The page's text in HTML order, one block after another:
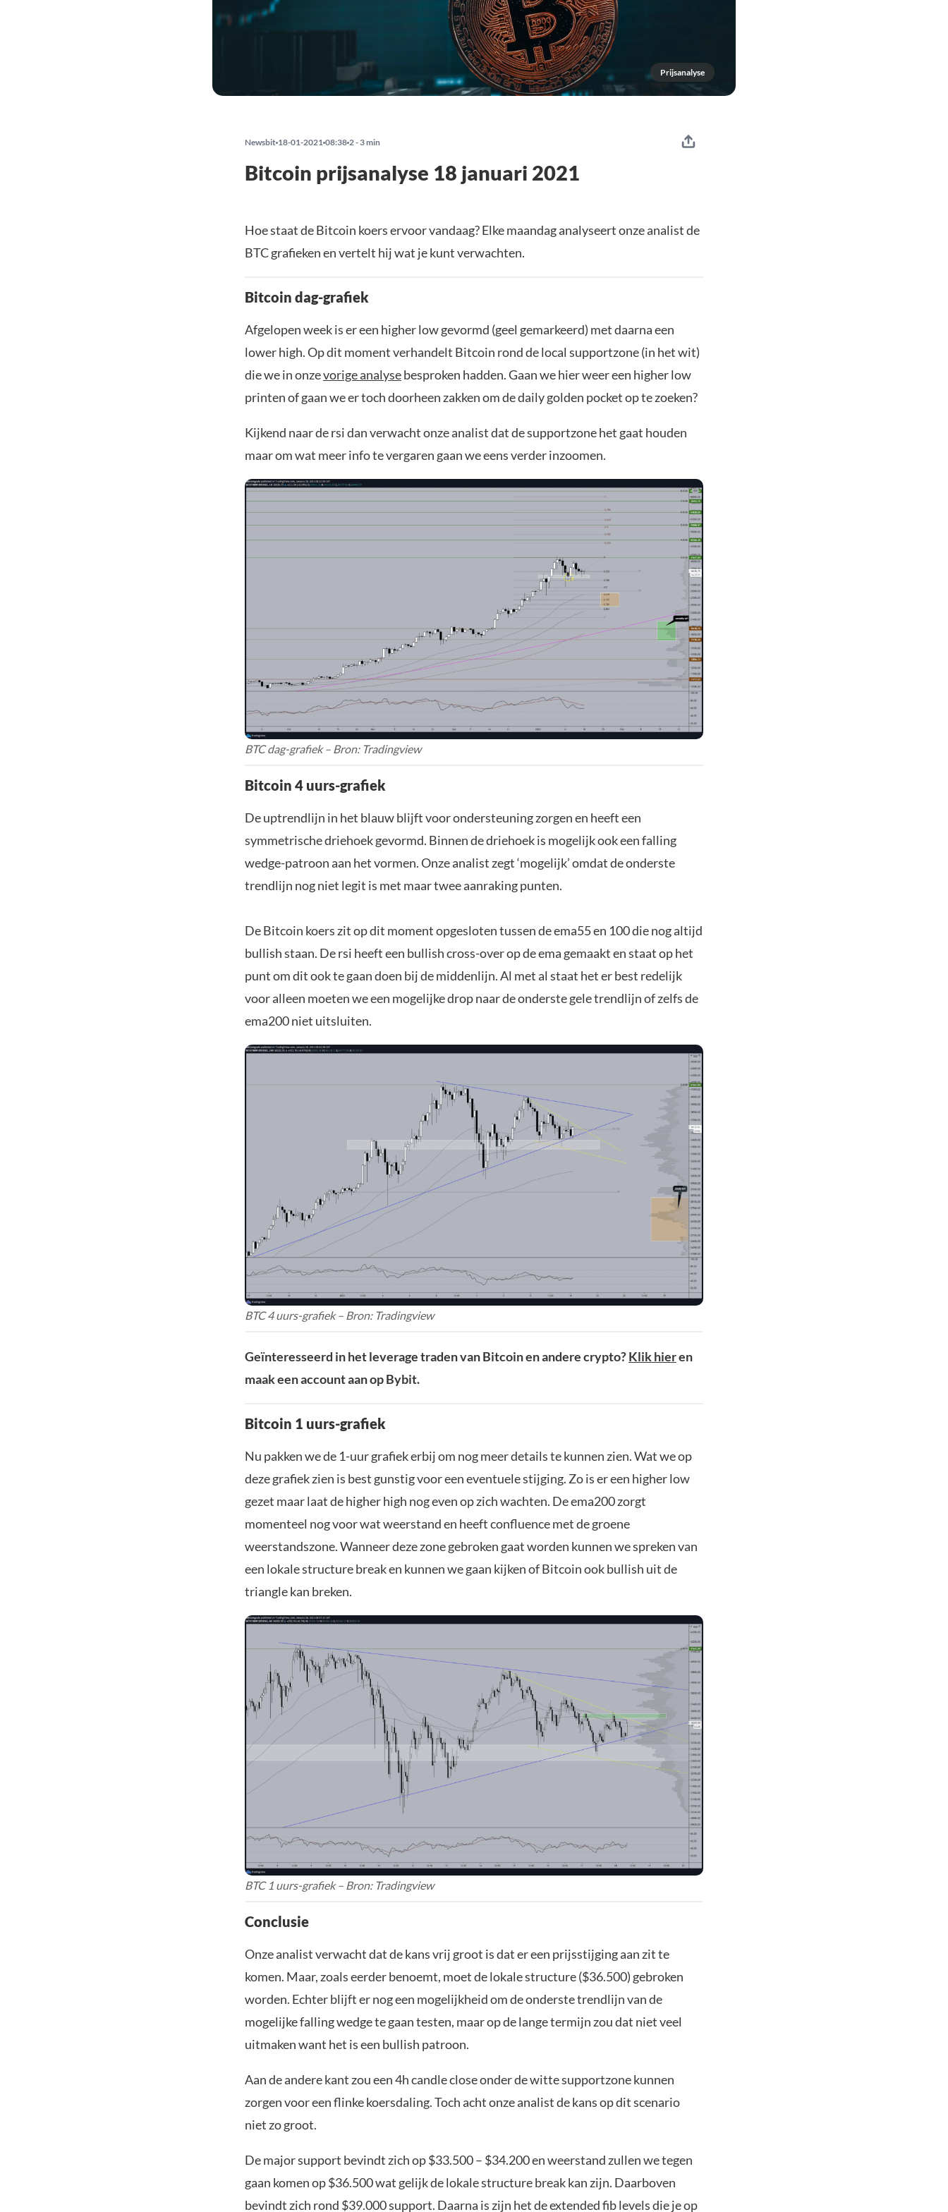
Prijsanalyse
Newsbit 18-01-2021 08:38 2 - 3 min
Bitcoin prijsanalyse 18 januari 2021
Hoe staat de Bitcoin koers ervoor vandaag? Elke maandag analyseert onze analist de
BTC grafieken en vertelt hij wat je kunt verwachten.
Bitcoin dag-grafiek
Afgelopen week is er een higher low gevormd (geel gemarkeerd) met daarna een
lower high. Op dit moment verhandelt Bitcoin rond de local supportzone (in het wit)
die we in onzevorige analysebesproken hadden. Gaan we hier weer een higher low
printen of gaan we er toch doorheen zakken om de daily golden pocket op te zoeken?
Kijkend naar de rsi dan verwacht onze analist dat de supportzone het gaat houden
maar om wat meer info te vergaren gaan we eens verder inzoomen.
BTC dag-grafiek – Bron: Tradingview
Bitcoin 4 uurs-grafiek
De uptrendlijn in het blauw blijft voor ondersteuning zorgen en heeft een
symmetrische driehoek gevormd. Binnen de driehoek is mogelijk ook een falling
wedge-patroon aan het vormen. Onze analist zegt ‘mogelijk’ omdat de onderste
trendlijn nog niet legit is met maar twee aanraking punten.
De Bitcoin koers zit op dit moment opgesloten tussen de ema55 en 100 die nog altijd
bullish staan. De rsi heeft een bullish cross-over op de ema gemaakt en staat op het
punt om dit ook te gaan doen bij de middenlijn. Al met al staat het er best redelijk
voor alleen moeten we een mogelijke drop naar de onderste gele trendlijn of zelfs de
ema200 niet uitsluiten.
BTC 4 uurs-grafiek – Bron: Tradingview
Geïnteresseerd in het leverage traden van Bitcoin en andere crypto?Klik hieren
maak een account aan op Bybit.
Bitcoin 1 uurs-grafiek
Nu pakken we de 1-uur grafiek erbij om nog meer details te kunnen zien. Wat we op
deze grafiek zien is best gunstig voor een eventuele stijging. Zo is er een higher low
gezet maar laat de higher high nog even op zich wachten. De ema200 zorgt
momenteel nog voor wat weerstand en heeft confluence met de groene
weerstandszone. Wanneer deze zone gebroken gaat worden kunnen we spreken van
een lokale structure break en kunnen we gaan kijken of Bitcoin ook bullish uit de
triangle kan breken.
BTC 1 uurs-grafiek – Bron: Tradingview
Conclusie
Onze analist verwacht dat de kans vrij groot is dat er een prijsstijging aan zit te
komen. Maar, zoals eerder benoemt, moet de lokale structure ($36.500) gebroken
worden. Echter blijft er nog een mogelijkheid om de onderste trendlijn van de
mogelijke falling wedge te gaan testen, maar op de lange termijn zou dat niet veel
uitmaken want het is een bullish patroon.
Aan de andere kant zou een 4h candle close onder de witte supportzone kunnen
zorgen voor een flinke koersdaling. Toch acht onze analist de kans op dit scenario
niet zo groot.
De major support bevindt zich op $33.500 – $34.200 en weerstand zullen we tegen
gaan komen op $36.500 wat gelijk de lokale structure break kan zijn. Daarboven
bevindt zich rond $39.000 support. Daarna is zijn het de extended fib levels die je op